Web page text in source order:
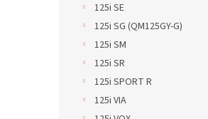
125i SE
125i SG (QM125GY-G)
125i SM
125i SR
125i SPORT R
125i VIA